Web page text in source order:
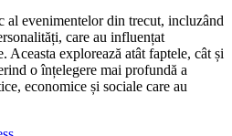
al evenimentelor din trecut, incluzând
care au influențat
Aceasta explorează atât faptele, cât și
o înțelegere mai profundă a
economice și sociale care au